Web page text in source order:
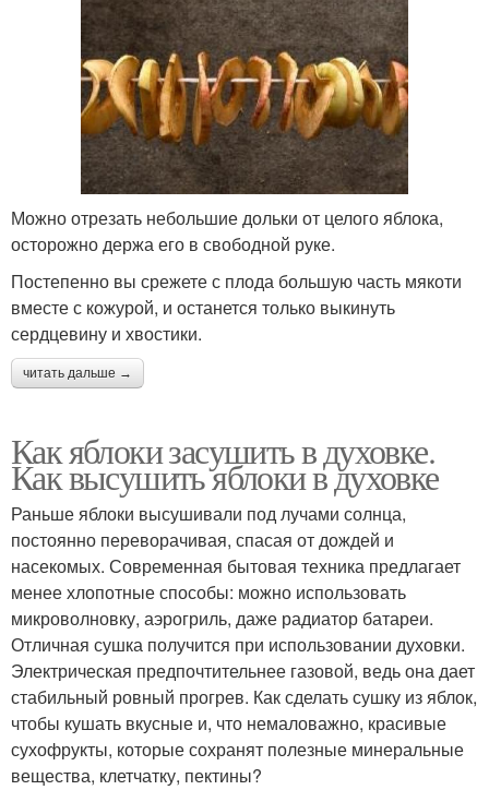
Можно отрезать небольшие дольки от целого яблока,
осторожно держа его в свободной руке.
Постепенно вы срежете с плода большую часть мякоти
вместе с кожурой, и останется только выкинуть
сердцевину и хвостики.
читать дальше →
Как яблоки засушить в духовке.
Как высушить яблоки в духовке
Раньше яблоки высушивали под лучами солнца,
постоянно переворачивая, спасая от дождей и
насекомых. Современная бытовая техника предлагает
менее хлопотные способы: можно использовать
микроволновку, аэрогриль, даже радиатор батареи.
Отличная сушка получится при использовании духовки.
Электрическая предпочтительнее газовой, ведь она дает
стабильный ровный прогрев. Как сделать сушку из яблок,
чтобы кушать вкусные и, что немаловажно, красивые
сухофрукты, которые сохранят полезные минеральные
вещества, клетчатку, пектины?